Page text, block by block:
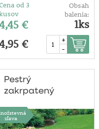
od 3
€
Obsah
balenia:
1ks
€
+
-
Pestrý
zakrpatený
zľava